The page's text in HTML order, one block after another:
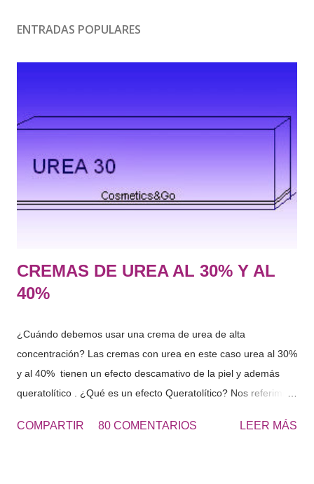
ENTRADAS POPULARES
CREMAS DE UREA AL 30% Y AL
40%
¿Cuándo debemos usar una crema de urea de alta
concentración? Las cremas con urea en este caso urea al 30%
y al 40% tienen un efecto descamativo de la piel y además
queratolítico . ¿Qué es un efecto Queratolítico? Nos referimos
forma eliminamos las células muertas o la piel seca que se
COMPARTIR 80 COMENTARIOS LEER MÁS